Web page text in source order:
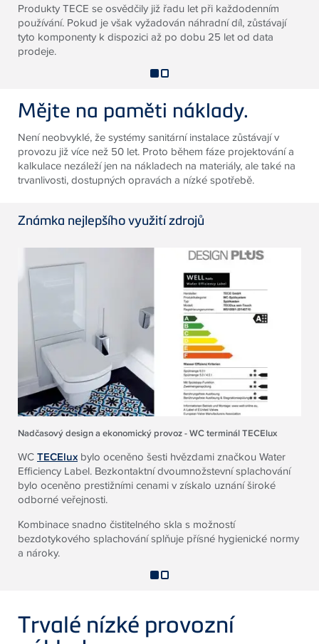
Produkty TECE se osvědčily již řadu let při každodenním
používání. Pokud je však vyžadován náhradní díl, zůstávají
tyto komponenty k dispozici až po dobu 25 let od data
prodeje.
Mějte na paměti náklady.
Není neobvyklé, že systémy sanitární instalace zůstávají v
provozu již více než 50 let. Proto během fáze projektování a
kalkulace nezáleží jen na nákladech na materiály, ale také na
trvanlivosti, dostupných opravách a nízké spotřebě.
Známka nejlepšího využití zdrojů
Nadčasový design a ekonomický provoz - WC terminál TECElux
WCTECElux bylo oceněno šesti hvězdami značkou Water
Efficiency Label. Bezkontaktní dvoumnožstevní splachování
bylo oceněno prestižními cenami v získalo uznání široké
odborné veřejnosti.
Kombinace snadno čistitelného skla s možností
bezdotykového splachování splňuje přísné hygienické normy
a nároky.
Trvalé nízké provozní